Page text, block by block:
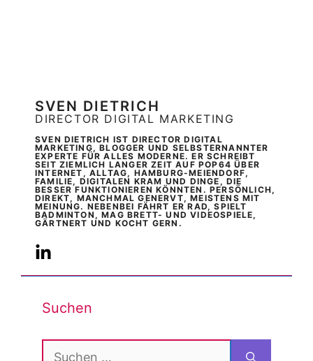
SVEN DIETRICH
DIRECTOR DIGITAL MARKETING
SVEN DIETRICH IST DIRECTOR DIGITAL
MARKETING, BLOGGER UND SELBSTERNANNTER
EXPERTE FÜR ALLES MODERNE. ER SCHREIBT
SEIT ZIEMLICH LANGER ZEIT AUF POP64 ÜBER
INTERNET, ALLTAG, HAMBURG-MEIENDORF,
FAMILIE, DIGITALEN KRAM UND DINGE, DIE
BESSER FUNKTIONIEREN KÖNNTEN. PERSÖNLICH,
DIREKT, MANCHMAL GENERVT, MEISTENS MIT
MEINUNG. NEBENBEI FÄHRT ER RAD, SPIELT
BADMINTON, MAG BRETT- UND VIDEOSPIELE,
GÄRTNERT UND KOCHT GERN.
Suchen
Suchen